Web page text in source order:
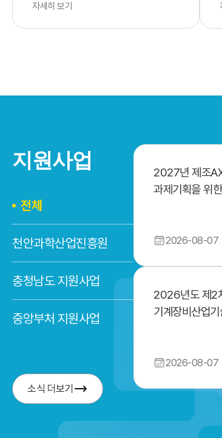
자세히 보기
지원사업
전체
천안과학산업진흥원
충청남도 지원사업
중앙부처 지원사업
소식 더보기
2027년 제조
과제기획을 위
2026-08-07
2026년도 제2
기계장비산업
2026-08-07